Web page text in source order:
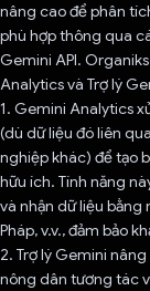
nâng cao để phân
phù hợp thông qua
Gemini API.
Analytics và Trợ lý
1. Gemini Analytics
(dù dữ liệu đó liên
nghiệp khác) để tạo
hữu ích. Tính năng
và nhận dữ liệu bằng
Pháp, v.v., đảm bảo
2. Trợ lý Gemini
nông dân tương tác